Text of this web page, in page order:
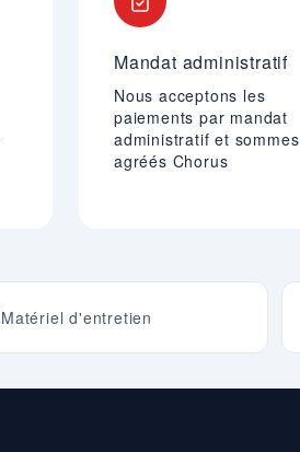
Mandat administratif
Nous acceptons les
paiements par mandat
administratif et sommes
agréés Chorus
Matériel d'entretien